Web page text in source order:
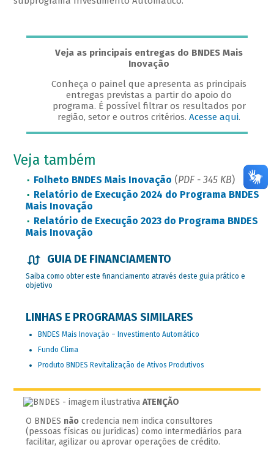
Veja as principais entregas do BNDES Mais
Inovação
Conheça o painel que apresenta as principais
entregas previstas a partir do apoio do
programa. É possível filtrar os resultados por
região, setor e outros critérios.Acesse aqui.
Veja também
Folheto BNDES Mais Inovação (PDF - 345 KB)
Relatório de Execução 2024 do Programa BNDES
Mais Inovação
Relatório de Execução 2023 do Programa BNDES
Mais Inovação
GUIA DE FINANCIAMENTO
Saiba como obter este financiamento através deste guia prático e
objetivo
LINHAS E PROGRAMAS SIMILARES
BNDES Mais Inovação – Investimento Automático
Fundo Clima
Produto BNDES Revitalização de Ativos Produtivos
ATENÇÃO
O BNDES não credencia nem indica consultores
(pessoas físicas ou jurídicas) como intermediários para
facilitar, agilizar ou aprovar operações de crédito.